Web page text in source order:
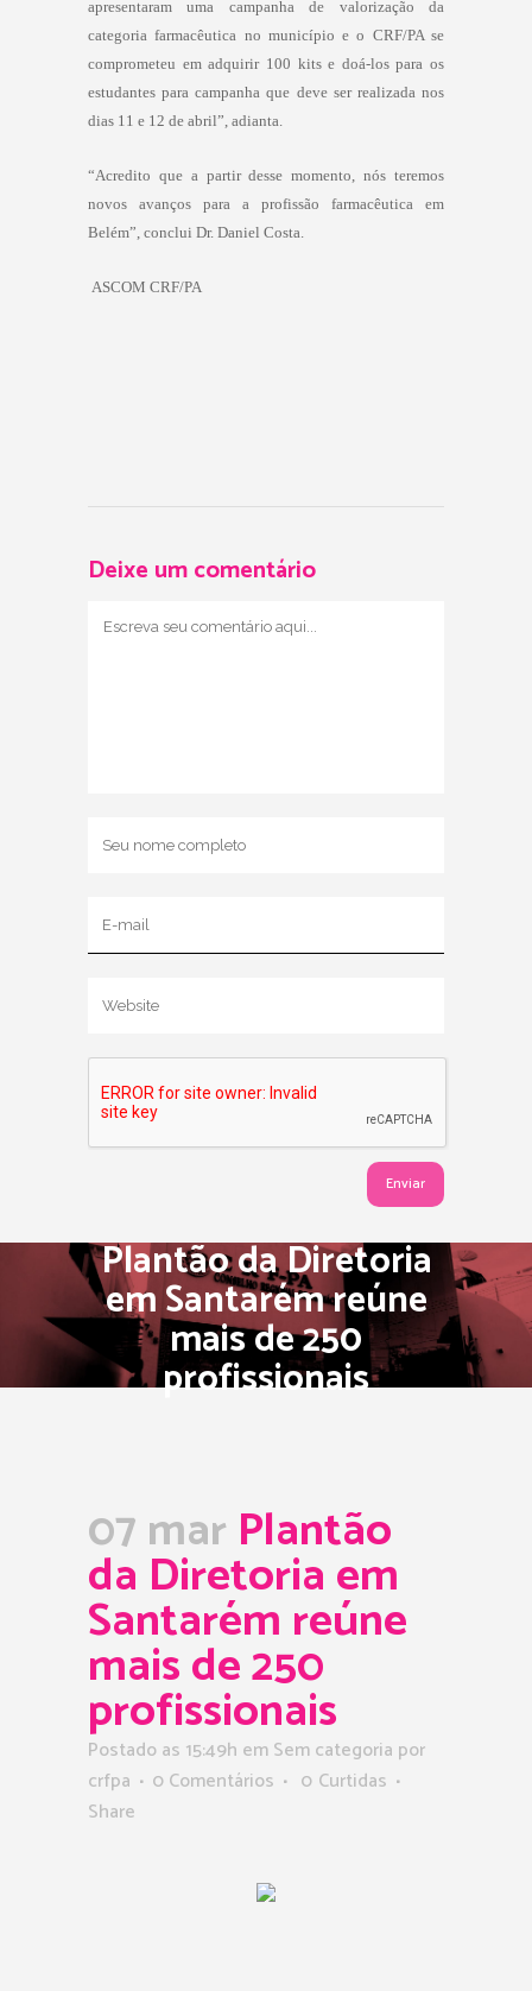
apresentaram uma campanha de valorização da
categoria farmacêutica no município e o CRF/PA se
comprometeu em adquirir 100 kits e doá-los para os
estudantes para campanha que deve ser realizada nos
dias 11 e 12 de abril”, adianta.
“Acredito que a partir desse momento, nós teremos
novos avanços para a profissão farmacêutica em
Belém”, conclui Dr. Daniel Costa.
ASCOM CRF/PA
Deixe um comentário
Plantão da Diretoria
em Santarém reúne
mais de 250
profissionais
07 marPlantão
da Diretoria em
Santarém reúne
mais de 250
profissionais
Postado as 15:49h em Sem categoria por
crfpa
0 Comentários 0 Curtidas
Share